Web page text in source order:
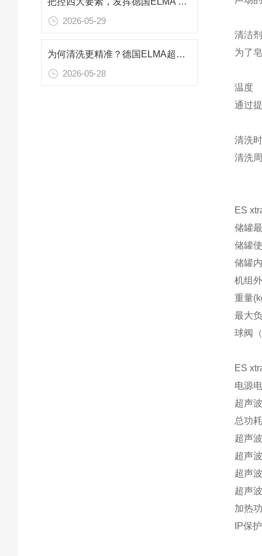
2026-05-29
为何清洗更精准？德国ELMA超声波清洗机可控超声空化结构的动态调控
2026-05-28
清洁
为了
温度
通过
清洗
清洗
ES
储罐
储罐
储罐
机组
重量
最大
球阀
ES
电源
超声
总功
超声
超声
超声
超声
加热
IP保